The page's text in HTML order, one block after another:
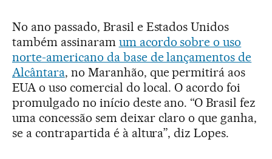
No ano passado, Brasil e Estados Unidos
também assinaram um acordo sobre o uso
norte-americano da base de lançamentos de
Alcântara, no Maranhão, que permitirá aos
EUA o uso comercial do local. O acordo foi
promulgado no início deste ano. “O Brasil fez
uma concessão sem deixar claro o que ganha,
se a contrapartida é à altura”, diz Lopes.